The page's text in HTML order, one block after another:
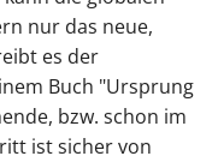
nur das neue,
es der
Buch "Ursprung
bzw. schon im
ist sicher von